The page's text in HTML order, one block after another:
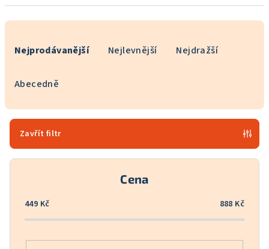
r
o
Nejprodávanější Nejlevnější Nejdražší
Abecedně
Zavřít filtr
Cena
449 Kč 888 Kč